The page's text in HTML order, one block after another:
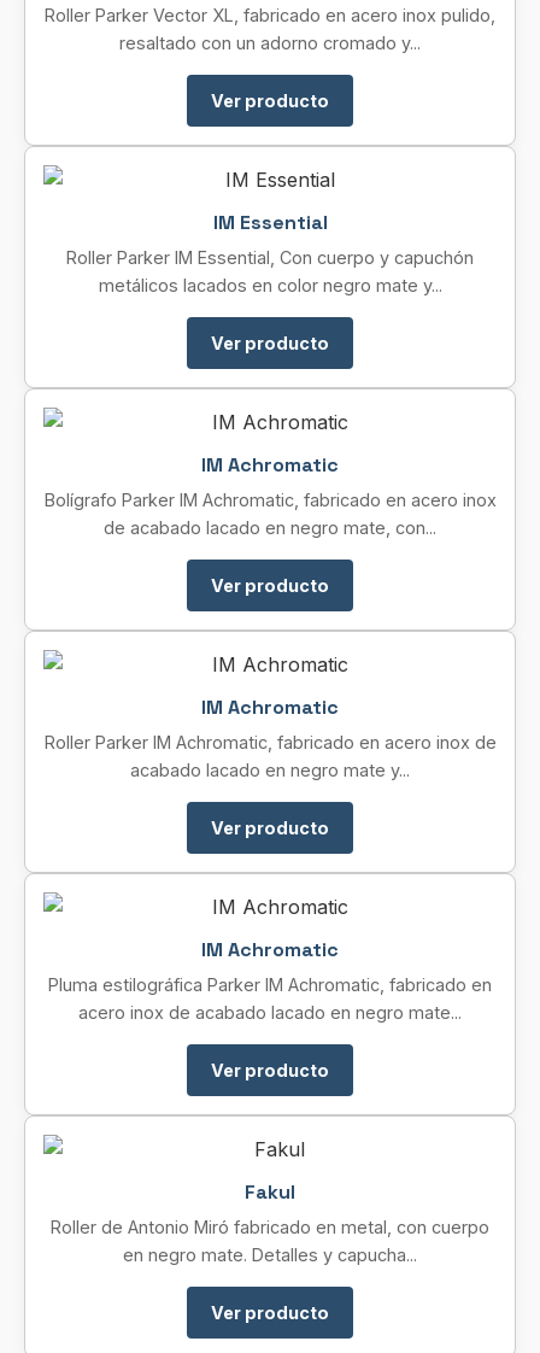
Roller Parker Vector XL, fabricado en acero inox pulido,
resaltado con un adorno cromado y...
Ver producto
IM Essential
Roller Parker IM Essential, Con cuerpo y capuchón
metálicos lacados en color negro mate y...
Ver producto
IM Achromatic
Bolígrafo Parker IM Achromatic, fabricado en acero inox
de acabado lacado en negro mate, con...
Ver producto
IM Achromatic
Roller Parker IM Achromatic, fabricado en acero inox de
acabado lacado en negro mate y...
Ver producto
IM Achromatic
Pluma estilográfica Parker IM Achromatic, fabricado en
acero inox de acabado lacado en negro mate...
Ver producto
Fakul
Roller de Antonio Miró fabricado en metal, con cuerpo
en negro mate. Detalles y capucha...
Ver producto